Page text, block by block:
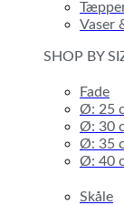
Vaser
SHOP BY
Fade
Ø: 25
Ø: 30
Ø: 35
Ø: 40
Skåle